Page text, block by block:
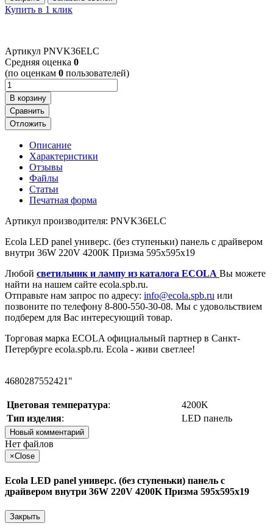
Купить в 1 клик
Артикул PNVK36ELC
Cредняя оценка 0
(по оценкам 0 пользователей)
В корзину
Сравнить
Отложить
Описание
Характеристики
Отзывы
Файлы
Статьи
Печатная форма
Артикул производителя: PNVK36ELC
Ecola LED panel универс. (без ступеньки) панель с драйвером
внутри 36W 220V 4200K Призма 595x595x19
Любой светильник и лампу из каталога ECOLA Вы можете
найти на нашем сайте ecola.spb.ru.
Отправьте нам запрос по адресу: info@ecola.spb.ru или
позвоните по телефону 8-800-550-30-08. Мы с удовольствием
подберем для Вас интересующий товар.
Торговая марка ECOLA официальный партнер в Санкт-
Петербурге ecola.spb.ru. Ecola - живи светлее!
4680287552421"
Цветовая температура:
4200K
Тип изделия: LED панель
Новый комментарий
Нет файлов
×Close
Ecola LED panel универс. (без ступеньки) панель с
драйвером внутри 36W 220V 4200K Призма 595x595x19
Закрыть